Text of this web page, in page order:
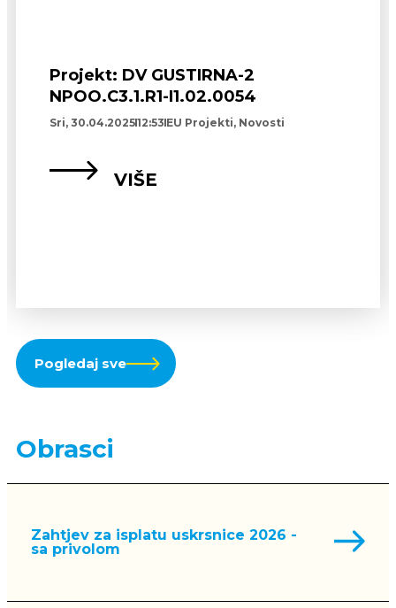
Projekt: DV GUSTIRNA-2
NPOO.C3.1.R1-I1.02.0054
Sri, 30.04.202512:53 EU Projekti, Novosti
VIŠE
Pogledaj sve
Obrasci
Zahtjev za isplatu uskrsnice 2026 -
sa privolom